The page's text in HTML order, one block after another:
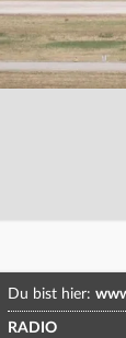
Du bist hier:
RADIO